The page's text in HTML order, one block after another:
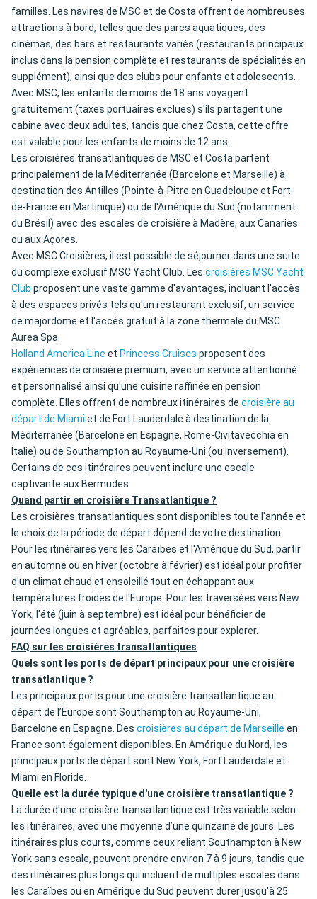
familles. Les navires de MSC et de Costa offrent de nombreuses
attractions à bord, telles que des parcs aquatiques, des
cinémas, des bars et restaurants variés (restaurants principaux
inclus dans la pension complète et restaurants de spécialités en
supplément), ainsi que des clubs pour enfants et adolescents.
Avec MSC, les enfants de moins de 18 ans voyagent
gratuitement (taxes portuaires exclues) s'ils partagent une
cabine avec deux adultes, tandis que chez Costa, cette offre
est valable pour les enfants de moins de 12 ans.
Les croisières transatlantiques de MSC et Costa partent
principalement de la Méditerranée (Barcelone et Marseille) à
destination des Antilles (Pointe-à-Pitre en Guadeloupe et Fort-
de-France en Martinique) ou de l'Amérique du Sud (notamment
du Brésil) avec des escales de croisière à Madère, aux Canaries
ou aux Açores.
Avec MSC Croisières, il est possible de séjourner dans une suite
du complexe exclusif MSC Yacht Club. Les croisières MSC Yacht
Club proposent une vaste gamme d'avantages, incluant l'accès
à des espaces privés tels qu'un restaurant exclusif, un service
de majordome et l'accès gratuit à la zone thermale du MSC
Aurea Spa.
Holland America Line et Princess Cruises proposent des
expériences de croisière premium, avec un service attentionné
et personnalisé ainsi qu'une cuisine raffinée en pension
complète. Elles offrent de nombreux itinéraires de croisière au
départ de Miami et de Fort Lauderdale à destination de la
Méditerranée (Barcelone en Espagne, Rome-Civitavecchia en
Italie) ou de Southampton au Royaume-Uni (ou inversement).
Certains de ces itinéraires peuvent inclure une escale
captivante aux Bermudes.
Quand partir en croisière Transatlantique ?
Les croisières transatlantiques sont disponibles toute l'année et
le choix de la période de départ dépend de votre destination.
Pour les itinéraires vers les Caraïbes et l'Amérique du Sud, partir
en automne ou en hiver (octobre à février) est idéal pour profiter
d'un climat chaud et ensoleillé tout en échappant aux
températures froides de l'Europe. Pour les traversées vers New
York, l'été (juin à septembre) est idéal pour bénéficier de
journées longues et agréables, parfaites pour explorer.
FAQ sur les croisières transatlantiques
Quels sont les ports de départ principaux pour une croisière
transatlantique ?
Les principaux ports pour une croisière transatlantique au
départ de l’Europe sont Southampton au Royaume-Uni,
Barcelone en Espagne. Des croisières au départ de Marseille en
France sont également disponibles. En Amérique du Nord, les
principaux ports de départ sont New York, Fort Lauderdale et
Miami en Floride.
Quelle est la durée typique d'une croisière transatlantique ?
La durée d'une croisière transatlantique est très variable selon
les itinéraires, avec une moyenne d’une quinzaine de jours. Les
itinéraires plus courts, comme ceux reliant Southampton à New
York sans escale, peuvent prendre environ 7 à 9 jours, tandis que
des itinéraires plus longs qui incluent de multiples escales dans
les Caraïbes ou en Amérique du Sud peuvent durer jusqu'à 25